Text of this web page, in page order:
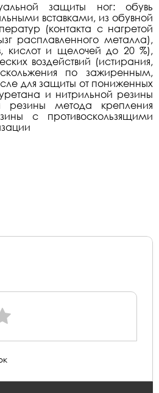
защиты ног: обувь
вставками, из обувной
(контакта с нагретой
расплавленного металла),
кислот и щелочей до 20 %),
воздействий (истирания,
по зажиренным,
для защиты от пониженных
и нитрильной резины
резины метода крепления
с противоскользящими